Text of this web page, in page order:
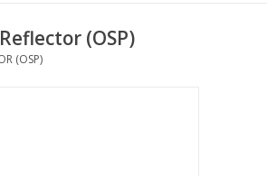
(OSP)
(OSP)